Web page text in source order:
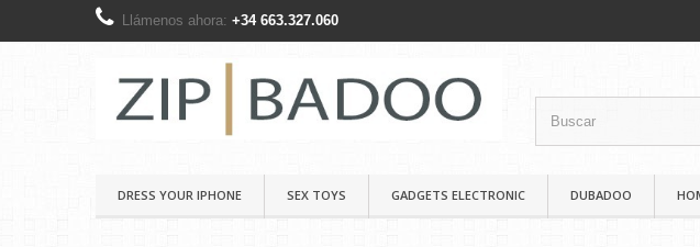
Llámenos ahora: +34 663.327.060
DRESS YOUR IPHONE SEX TOYS GADGETS ELECTRONIC DUBADOO